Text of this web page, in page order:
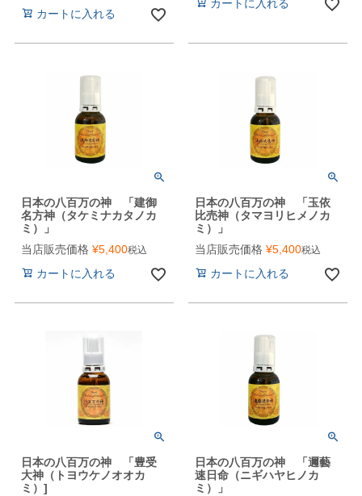
カートに入れる
カートに入れる
日本の八百万の神 「建御
名方神（タケミナカタノカ
ミ）」
当店販売価格 ¥5,400税込
カートに入れる
日本の八百万の神 「玉依
比売神（タマヨリヒメノカ
ミ）」
当店販売価格 ¥5,400税込
カートに入れる
日本の八百万の神 「豊受
大神（トヨウケノオオカ
ミ）]
日本の八百万の神 「邇藝
速日命（ニギハヤヒノカ
ミ）」